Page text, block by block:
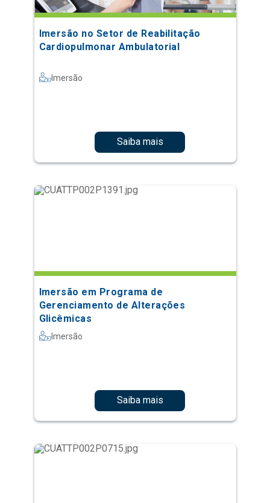
Imersão no Setor de Reabilitação
Cardiopulmonar Ambulatorial
Imersão
Saiba mais
Imersão em Programa de
Gerenciamento de Alterações
Glicêmicas
Imersão
Saiba mais